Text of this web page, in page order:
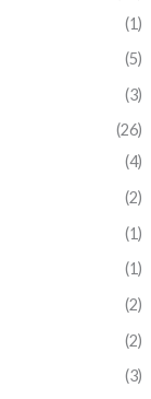
(1)
(5)
(3)
(26)
(4)
(2)
(1)
(1)
(2)
(2)
(3)